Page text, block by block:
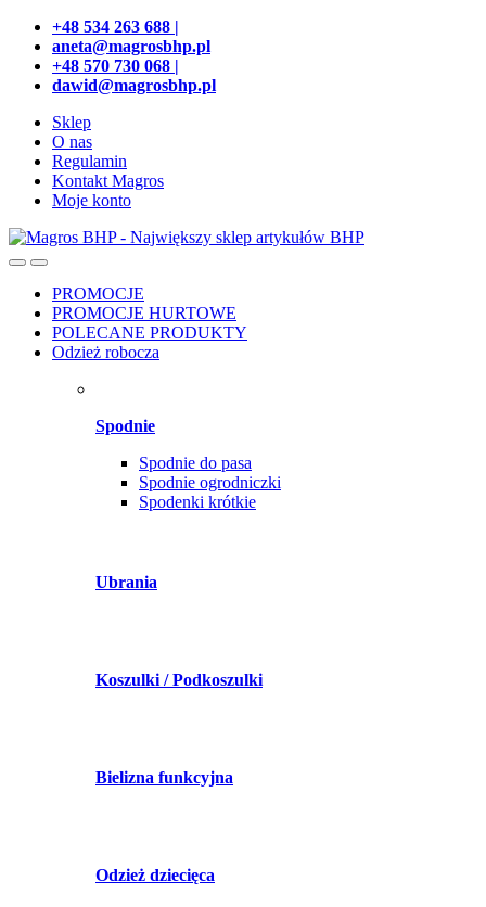
Przejdź
nawigacji
Przeskocz
treści
+48 534 263 688 |
aneta@magrosbhp.pl
+48 570 730 068 |
dawid@magrosbhp.pl
Sklep
O nas
Regulamin
Kontakt Magros
Moje konto
PROMOCJE
PROMOCJE HURTOWE
POLECANE PRODUKTY
Odzież robocza
Spodnie
Spodnie do pasa
Spodnie ogrodniczki
Spodenki krótkie
Ubrania
Koszulki / Podkoszulki
Bielizna funkcyjna
Odzież dziecięca